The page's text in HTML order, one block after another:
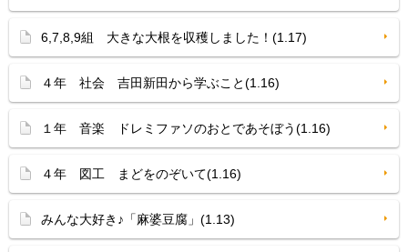
6,7,8,9組 大きな大根を収穫しました！(1.17)
４年 社会 吉田新田から学ぶこと(1.16)
１年 音楽 ドレミファソのおとであそぼう(1.16)
４年 図工 まどをのぞいて(1.16)
みんな大好き♪「麻婆豆腐」(1.13)